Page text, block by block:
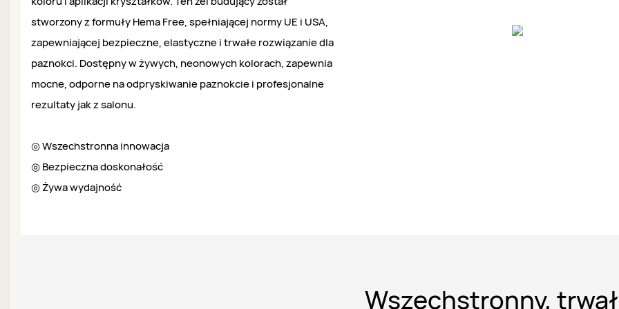
stworzony z formuły Hema Free, spełniającej normy UE i USA,
zapewniającej bezpieczne, elastyczne i trwałe rozwiązanie dla
paznokci. Dostępny w żywych, neonowych kolorach, zapewnia
mocne, odporne na odpryskiwanie paznokcie i profesjonalne
rezultaty jak z salonu.
◎ Wszechstronna innowacja
◎ Bezpieczna doskonałość
◎ Żywa wydajność
Wszechstronny,